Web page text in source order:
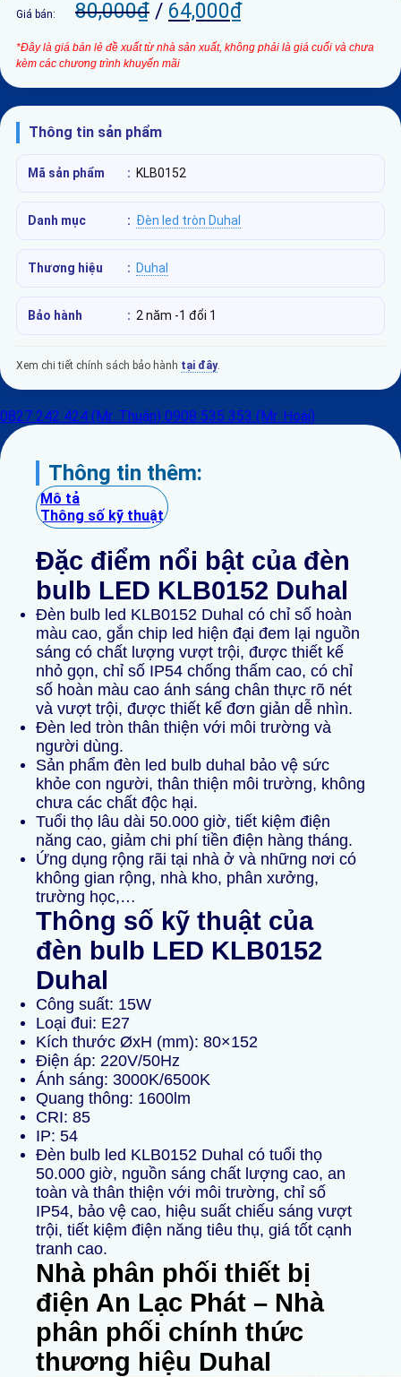
Giá bán: 80,000₫ / 64,000₫
*Đây là giá bán lẻ đề xuất từ nhà sản xuất, không phải là giá cuối và chưa
kèm các chương trình khuyến mãi
Thông tin sản phẩm
Mã sản phẩm : KLB0152
Danh mục : Đèn led tròn Duhal
Thương hiệu : Duhal
Bảo hành : 2 năm -1 đổi 1
Xem chi tiết chính sách bảo hành tại đây.
0827 242 424 (Mr. Thuận) 0908 535 353 (Mr. Hoài)
Thông tin thêm:
Mô tả
Thông số kỹ thuật
Đặc điểm nổi bật của đèn
bulb LED KLB0152 Duhal
Đèn bulb led KLB0152 Duhal có chỉ số hoàn
màu cao, gắn chip led hiện đại đem lại nguồn
sáng có chất lượng vượt trội, được thiết kế
nhỏ gọn, chỉ số IP54 chống thấm cao, có chỉ
số hoàn màu cao ánh sáng chân thực rõ nét
và vượt trội, được thiết kế đơn giản dễ nhìn.
Đèn led tròn thân thiện với môi trường và
người dùng.
Sản phẩm đèn led bulb duhal bảo vệ sức
khỏe con người, thân thiện môi trường, không
chưa các chất độc hại.
Tuổi thọ lâu dài 50.000 giờ, tiết kiệm điện
năng cao, giảm chi phí tiền điện hàng tháng.
Ứng dụng rộng rãi tại nhà ở và những nơi có
không gian rộng, nhà kho, phân xưởng,
trường học,…
Thông số kỹ thuật của
đèn bulb LED KLB0152
Duhal
Công suất: 15W
Loại đui: E27
Kích thước ØxH (mm): 80×152
Điện áp: 220V/50Hz
Ánh sáng: 3000K/6500K
Quang thông: 1600lm
CRI: 85
IP: 54
Đèn bulb led KLB0152 Duhal có tuổi thọ
50.000 giờ, nguồn sáng chất lượng cao, an
toàn và thân thiện với môi trường, chỉ số
IP54, bảo vệ cao, hiệu suất chiếu sáng vượt
trội, tiết kiệm điện năng tiêu thụ, giá tốt cạnh
tranh cao.
Nhà phân phối thiết bị
điện An Lạc Phát – Nhà
phân phối chính thức
thương hiệu Duhal